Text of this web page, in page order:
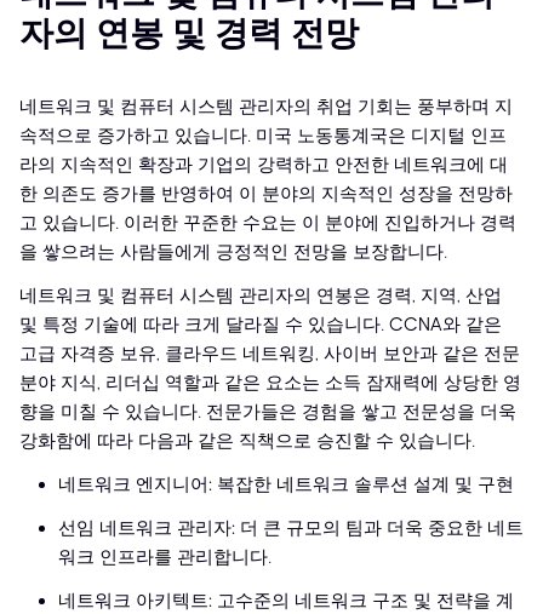
자의 연봉 및 경력 전망
네트워크 및 컴퓨터 시스템 관리자의 취업 기회는 풍부하며 지
속적으로 증가하고 있습니다. 미국 노동통계국은 디지털 인프
라의 지속적인 확장과 기업의 강력하고 안전한 네트워크에 대
한 의존도 증가를 반영하여 이 분야의 지속적인 성장을 전망하
고 있습니다. 이러한 꾸준한 수요는 이 분야에 진입하거나 경력
을 쌓으려는 사람들에게 긍정적인 전망을 보장합니다.
네트워크 및 컴퓨터 시스템 관리자의 연봉은 경력, 지역, 산업
및 특정 기술에 따라 크게 달라질 수 있습니다. CCNA와 같은
고급 자격증 보유, 클라우드 네트워킹, 사이버 보안과 같은 전문
분야 지식, 리더십 역할과 같은 요소는 소득 잠재력에 상당한 영
향을 미칠 수 있습니다. 전문가들은 경험을 쌓고 전문성을 더욱
강화함에 따라 다음과 같은 직책으로 승진할 수 있습니다.
네트워크 엔지니어: 복잡한 네트워크 솔루션 설계 및 구현
선임 네트워크 관리자: 더 큰 규모의 팀과 더욱 중요한 네트
워크 인프라를 관리합니다.
네트워크 아키텍트: 고수준의 네트워크 구조 및 전략을 계